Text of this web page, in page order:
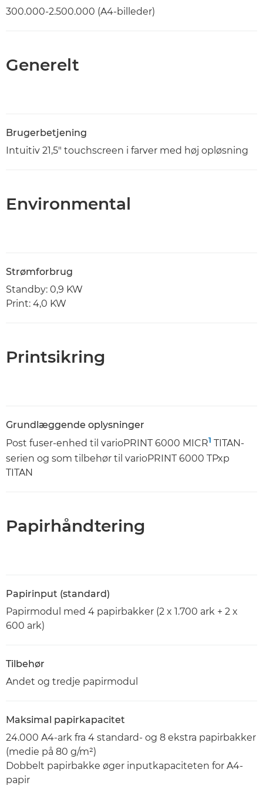
300.000-2.500.000 (A4-billeder)
Generelt
Brugerbetjening
Intuitiv 21,5" touchscreen i farver med høj opløsning
Environmental
Strømforbrug
Standby: 0,9 KW
Print: 4,0 KW
Printsikring
Grundlæggende oplysninger
Post fuser-enhed til varioPRINT 6000 MICR1 TITAN-
serien og som tilbehør til varioPRINT 6000 TPxp
TITAN
Papirhåndtering
Papirinput (standard)
Papirmodul med 4 papirbakker (2 x 1.700 ark + 2 x
600 ark)
Tilbehør
Andet og tredje papirmodul
Maksimal papirkapacitet
24.000 A4-ark fra 4 standard- og 8 ekstra papirbakker
(medie på 80 g/m²)
Dobbelt papirbakke øger inputkapaciteten for A4-
papir